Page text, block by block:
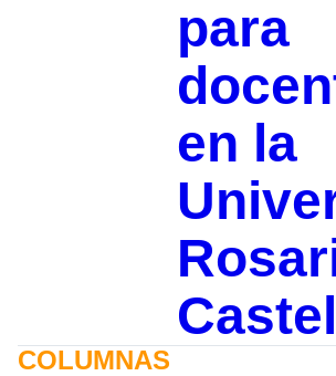
para
en la
COLUMNAS